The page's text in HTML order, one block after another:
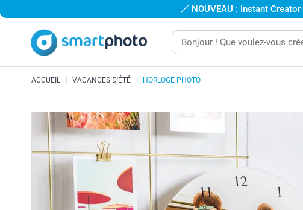
🪄 NOUVEAU : Instant Creator
ACCUEIL VACANCES D'ÉTÉ HORLOGE PHOTO